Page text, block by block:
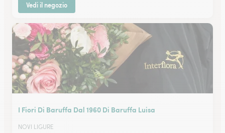
Vedi il negozio
I Fiori Di Baruffa Dal 1960 Di Baruffa Luisa
NOVI LIGURE